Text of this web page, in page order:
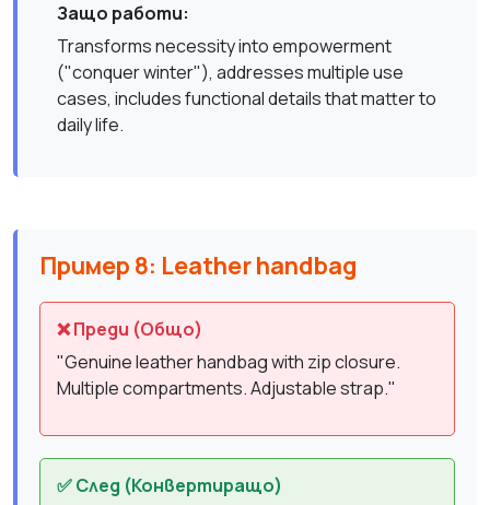
Защо работи:
Transforms necessity into empowerment
("conquer winter"), addresses multiple use
cases, includes functional details that matter to
daily life.
Пример 8: Leather handbag
❌ Преди (Общо)
"Genuine leather handbag with zip closure.
Multiple compartments. Adjustable strap."
✅ След (Конвертиращо)